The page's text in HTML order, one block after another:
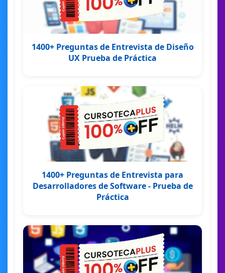
1400+ Preguntas de Entrevista de Diseño
UX Prueba de Práctica
1400+ Preguntas de Entrevista para
Desarrolladores de Software - Prueba de
Práctica